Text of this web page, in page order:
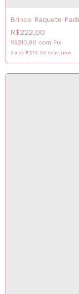
Brinco Raquete
R$222,00
R$210,90 com Pix
3 x de R$74,00 sem juros